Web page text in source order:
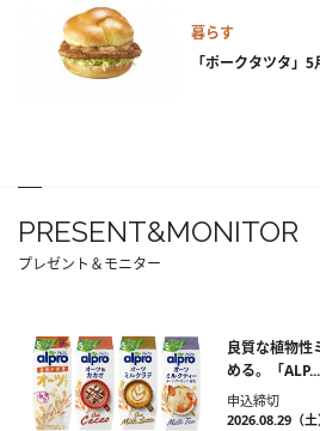
暮らす
「ポークタツタ
PRESENT&MONITOR
プレゼント＆モニター
良質な植物性
める。「ALP...
申込締切
2026.08.29（